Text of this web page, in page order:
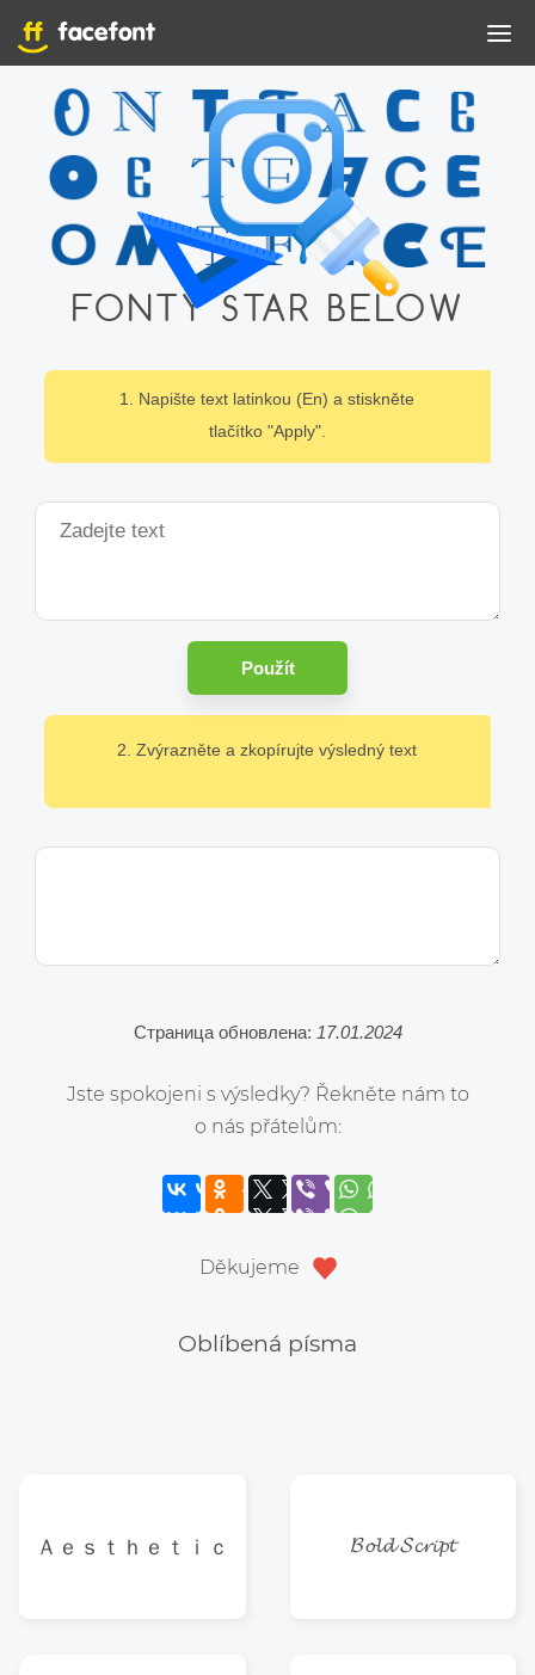
FONTY STAR BELOW
1. Napište text latinkou (En) a stiskněte
tlačítko "Apply".
Použít
2. Zvýrazněte a zkopírujte výsledný text
Страница обновлена: 17.01.2024
Jste spokojeni s výsledky? Řekněte nám to
o nás přátelům:
Děkujeme
Oblíbená písma
Ａｅｓｔｈｅｔｉｃ 𝓑𝓸𝓵𝓭 𝓢𝓬𝓻𝓲𝓹𝓽